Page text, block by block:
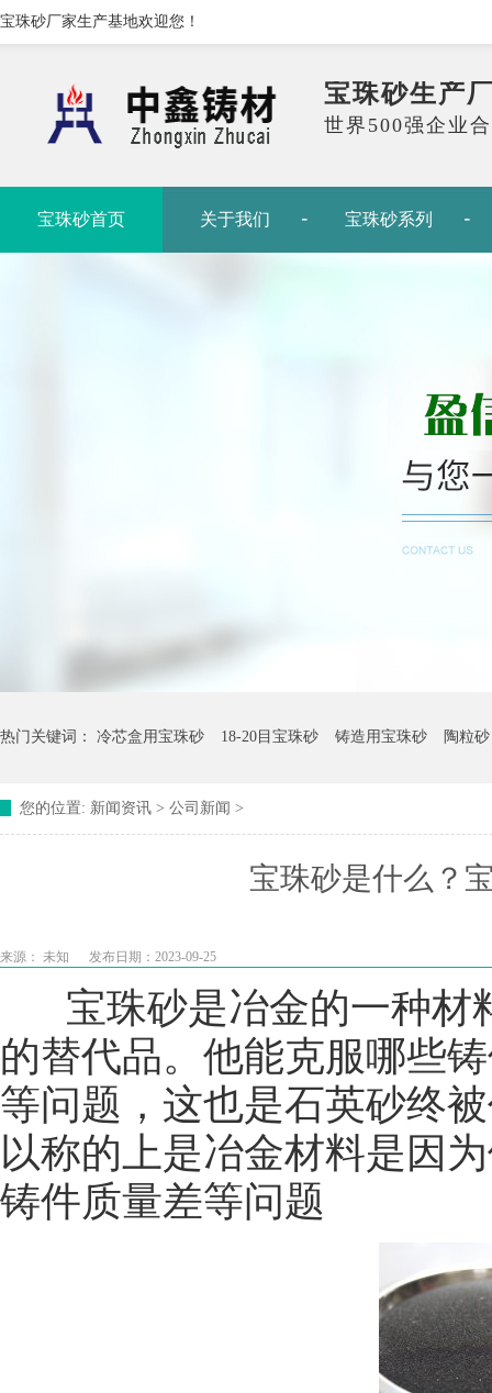
宝珠砂厂家生产基地欢迎您！
宝珠砂生产
世界500强企业
宝珠砂首页 关于我们 宝珠砂系列
热门关键词： 冷芯盒用宝珠砂 18-20目宝珠砂 铸造用宝珠砂 陶粒砂
您的位置: 新闻资讯 > 公司新闻 >
宝珠砂是什么？
来源： 未知 发布日期：2023-09-25
宝珠砂是冶金的一种材
的替代品。他能克服哪些
等问题，这也是石英砂终
以称的上是冶金材料是因
铸件质量差等问题